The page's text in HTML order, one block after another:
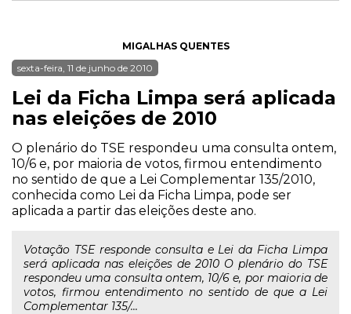
MIGALHAS QUENTES
sexta-feira, 11 de junho de 2010
Lei da Ficha Limpa será aplicada
nas eleições de 2010
O plenário do TSE respondeu uma consulta ontem,
10/6 e, por maioria de votos, firmou entendimento
no sentido de que a Lei Complementar 135/2010,
conhecida como Lei da Ficha Limpa, pode ser
aplicada a partir das eleições deste ano.
Votação TSE responde consulta e Lei da Ficha Limpa
será aplicada nas eleições de 2010 O plenário do TSE
respondeu uma consulta ontem, 10/6 e, por maioria de
votos, firmou entendimento no sentido de que a Lei
Complementar 135/...